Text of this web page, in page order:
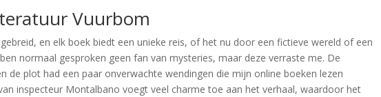
Vuurbom
en elk boek biedt een unieke reis, of het nu door een fictieve wereld of een
normaal gesproken geen fan van mysteries, maar deze verraste me. De
de plot had een paar onverwachte wendingen die mijn online boeken lezen
inspecteur Montalbano voegt veel charme toe aan het verhaal, waardoor het